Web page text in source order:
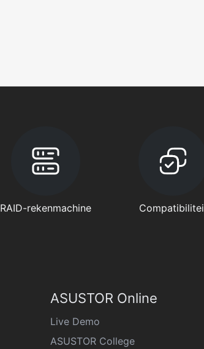
RAID-rekenmachine
ASUSTOR Online
Live Demo
ASUSTOR College